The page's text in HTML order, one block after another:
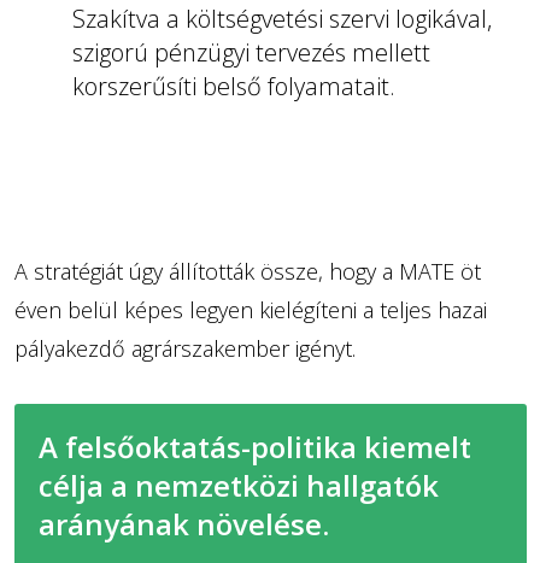
Szakítva a költségvetési szervi logikával,
szigorú pénzügyi tervezés mellett
korszerűsíti belső folyamatait.
A stratégiát úgy állították össze, hogy a MATE öt
éven belül képes legyen kielégíteni a teljes hazai
pályakezdő agrárszakember igényt.
A felsőoktatás-politika kiemelt
célja a nemzetközi hallgatók
arányának növelése.